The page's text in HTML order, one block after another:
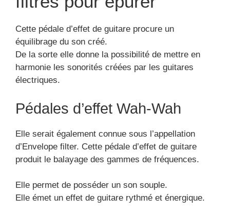
Cette pédale d’effet de guitare procure un
équilibrage du son créé.
De la sorte elle donne la possibilité de mettre en
harmonie les sonorités créées par les guitares
électriques.
Pédales d’effet Wah-Wah
Elle serait également connue sous l’appellation
d’Envelope filter. Cette pédale d’effet de guitare
produit le balayage des gammes de fréquences.
Elle permet de posséder un son souple.
Elle émet un effet de guitare rythmé et énergique.